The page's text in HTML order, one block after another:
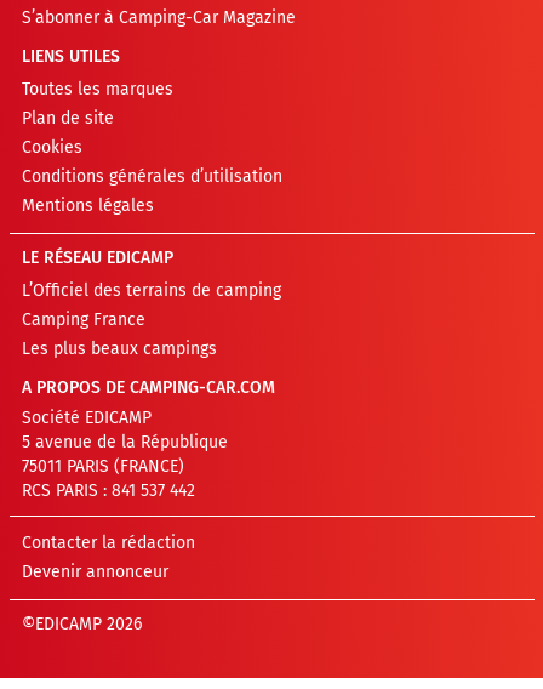
S’abonner à Camping-Car Magazine
LIENS UTILES
Toutes les marques
Plan de site
Cookies
Conditions générales d’utilisation
Mentions légales
LE RÉSEAU EDICAMP
L’Officiel des terrains de camping
Camping France
Les plus beaux campings
A PROPOS DE CAMPING-CAR.COM
Société EDICAMP
5 avenue de la République
75011 PARIS (FRANCE)
RCS PARIS : 841 537 442
Contacter la rédaction
Devenir annonceur
©EDICAMP 2026